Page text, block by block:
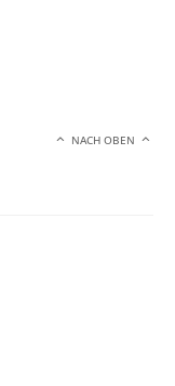
NACH OBEN